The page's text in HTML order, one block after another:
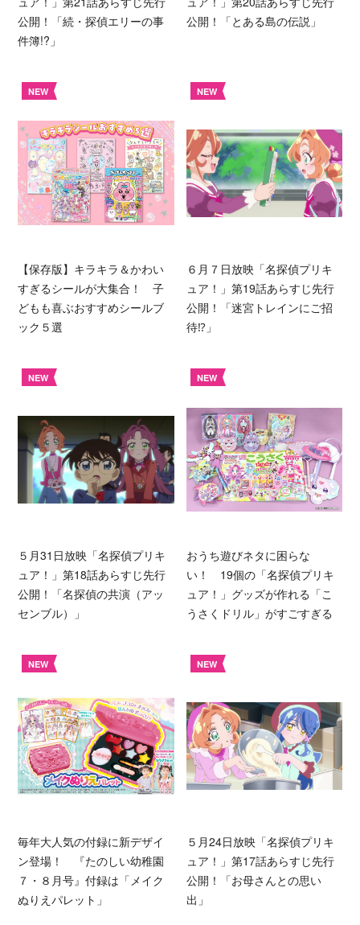
公開！「続・探偵エリーの事
件簿!?」
公開！「とある島の伝説」
NEW
【保存版】キラキラ＆かわい
すぎるシールが大集合！ 子
どもも喜ぶおすすめシールブ
ック５選
NEW
６月７日放映「名探偵プリキ
ュア！」第19話あらすじ先行
公開！「迷宮トレインにご招
待⁉︎」
NEW
５月31日放映「名探偵プリキ
ュア！」第18話あらすじ先行
公開！「名探偵の共演（アッ
センブル）」
NEW
おうち遊びネタに困らな
い！ 19個の「名探偵プリキ
ュア！」グッズが作れる「こ
うさくドリル」がすごすぎる
NEW
毎年大人気の付録に新デザイ
ン登場！ 『たのしい幼稚園
７・８月号』付録は「メイク
ぬりえパレット」
NEW
５月24日放映「名探偵プリキ
ュア！」第17話あらすじ先行
公開！「お母さんとの思い
出」